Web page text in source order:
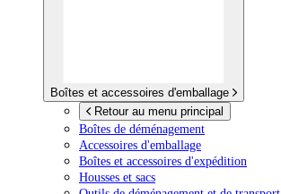
Boîtes et accessoires d'emballage
Retour au menu principal
Boîtes de déménagement
Accessoires d'emballage
Boîtes et accessoires d'expédition
Housses et sacs